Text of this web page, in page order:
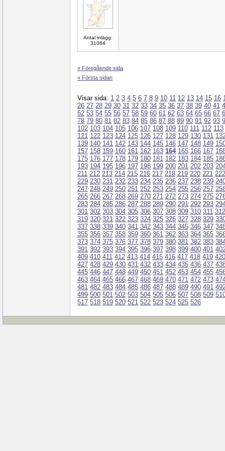
Antal inlägg:
31064
« Föregående sida
« Första sidan
Visar sida: 1 2 3 4 5 6 7 8 9 10 11 12 13 14 15 16
26 27 28 29 30 31 32 33 34 35 36 37 38 39 40 41
52 53 54 55 56 57 58 59 60 61 62 63 64 65 66 67
78 79 80 81 82 83 84 85 86 87 88 89 90 91 92 93
102 103 104 105 106 107 108 109 110 111 112 113
121 122 123 124 125 126 127 128 129 130 131
139 140 141 142 143 144 145 146 147 148 149
157 158 159 160 161 162 163 164 165 166 167
175 176 177 178 179 180 181 182 183 184 185
193 194 195 196 197 198 199 200 201 202 203
211 212 213 214 215 216 217 218 219 220 221 222
229 230 231 232 233 234 235 236 237 238 239
247 248 249 250 251 252 253 254 255 256 257
265 266 267 268 269 270 271 272 273 274 275
283 284 285 286 287 288 289 290 291 292 293
301 302 303 304 305 306 307 308 309 310 311 312
319 320 321 322 323 324 325 326 327 328 329
337 338 339 340 341 342 343 344 345 346 347
355 356 357 358 359 360 361 362 363 364 365
373 374 375 376 377 378 379 380 381 382 383
391 392 393 394 395 396 397 398 399 400 401
409 410 411 412 413 414 415 416 417 418 419 420
427 428 429 430 431 432 433 434 435 436 437
445 446 447 448 449 450 451 452 453 454 455
463 464 465 466 467 468 469 470 471 472 473
481 482 483 484 485 486 487 488 489 490 491
499 500 501 502 503 504 505 506 507 508 509
517 518 519 520 521 522 523 524 525 526